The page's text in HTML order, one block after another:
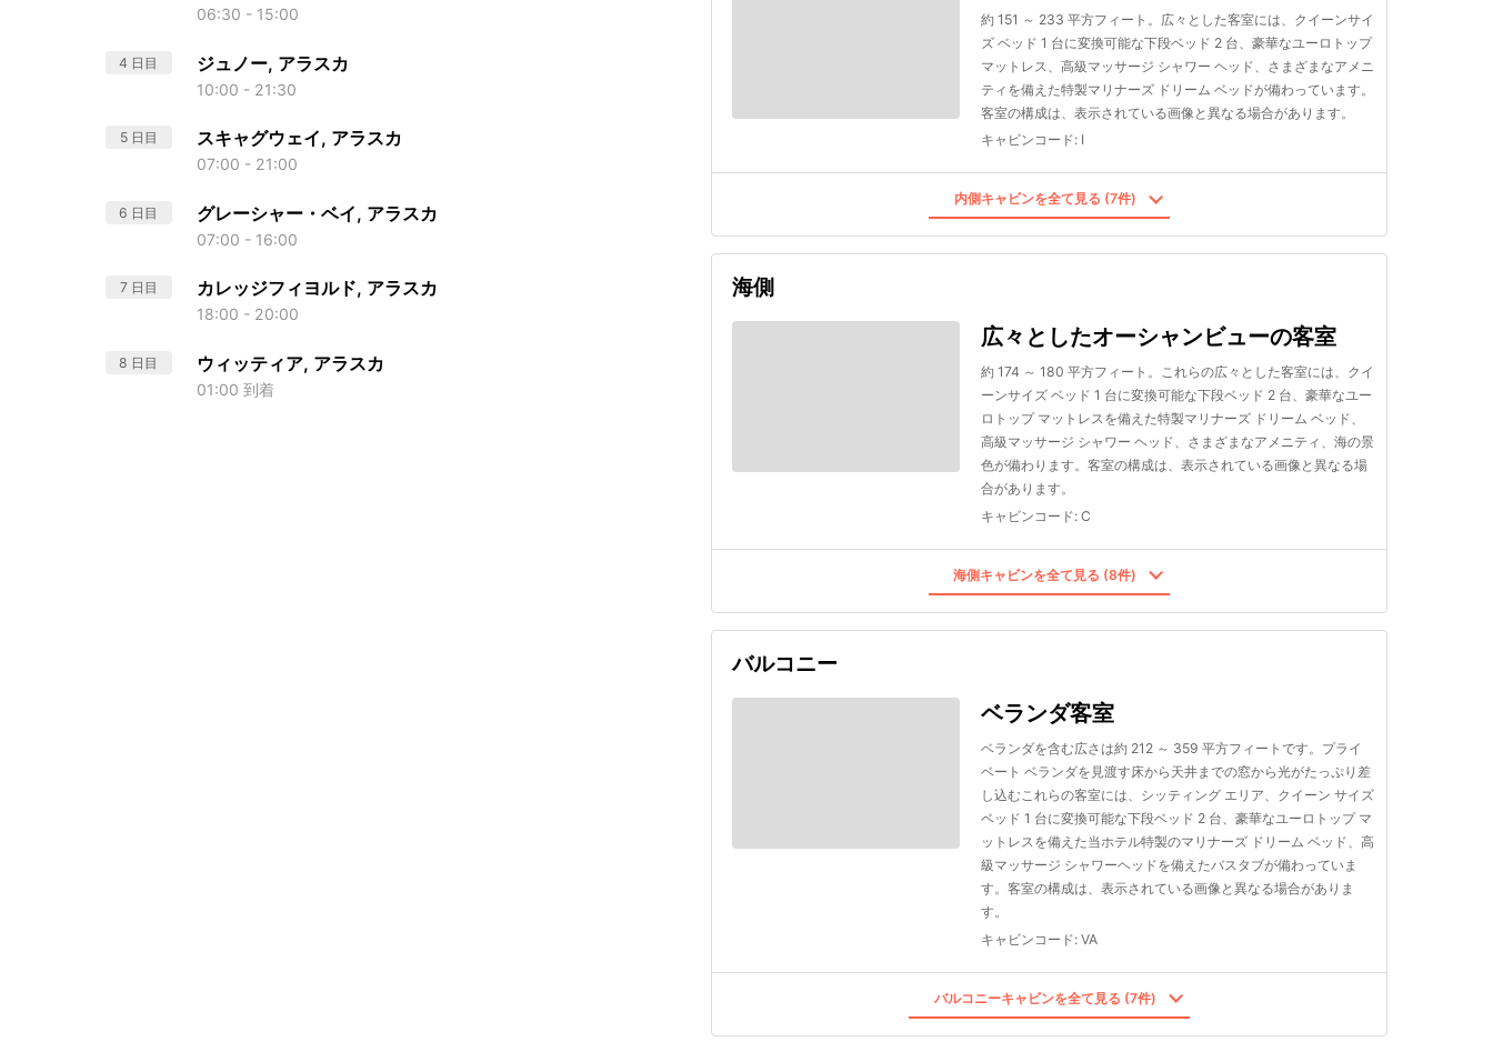
06:30 - 15:00
4 日目 ジュノー, アラスカ
10:00 - 21:30
5 日目 スキャグウェイ, アラスカ
07:00 - 21:00
6 日目 グレーシャー・ベイ, アラスカ
07:00 - 16:00
7 日目 カレッジフィヨルド, アラスカ
18:00 - 20:00
8 日目 ウィッティア, アラスカ
01:00 到着
約 151 ～ 233 平方フィート。広々とした客室には、クイーンサイ
ズ ベッド 1 台に変換可能な下段ベッド 2 台、豪華なユーロトップ
マットレス、高級マッサージ シャワー ヘッド、さまざまなアメニ
ティを備えた特製マリナーズ ドリーム ベッドが備わっています。
客室の構成は、表示されている画像と異なる場合があります。
キャビンコード: I
内側キャビンを全て見る (7件)
海側
広々としたオーシャンビューの客室
約 174 ～ 180 平方フィート。これらの広々とした客室には、クイ
ーンサイズ ベッド 1 台に変換可能な下段ベッド 2 台、豪華なユー
ロトップ マットレスを備えた特製マリナーズ ドリーム ベッド、
高級マッサージ シャワー ヘッド、さまざまなアメニティ、海の景
色が備わります。客室の構成は、表示されている画像と異なる場
合があります。
キャビンコード: C
海側キャビンを全て見る (8件)
バルコニー
ベランダ客室
ベランダを含む広さは約 212 ～ 359 平方フィートです。プライ
ベート ベランダを見渡す床から天井までの窓から光がたっぷり差
し込むこれらの客室には、シッティング エリア、クイーン サイズ
ベッド 1 台に変換可能な下段ベッド 2 台、豪華なユーロトップ マ
ットレスを備えた当ホテル特製のマリナーズ ドリーム ベッド、高
級マッサージ シャワーヘッドを備えたバスタブが備わっていま
す。客室の構成は、表示されている画像と異なる場合がありま
す。
キャビンコード: VA
バルコニーキャビンを全て見る (7件)